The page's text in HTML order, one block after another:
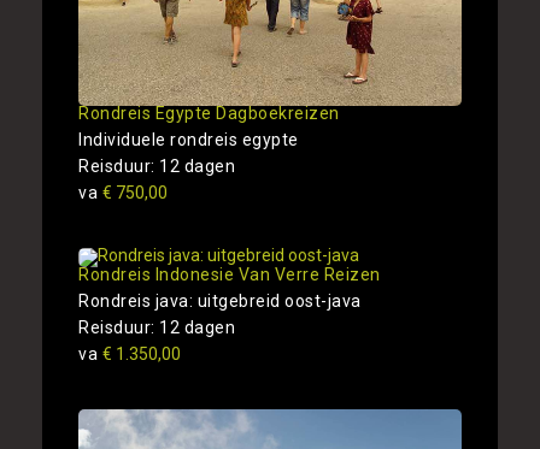
Rondreis Egypte Dagboekreizen
Individuele rondreis egypte
Reisduur: 12 dagen
va € 750,00
Rondreis Indonesie Van Verre Reizen
Rondreis java: uitgebreid oost-java
Reisduur: 12 dagen
va € 1.350,00